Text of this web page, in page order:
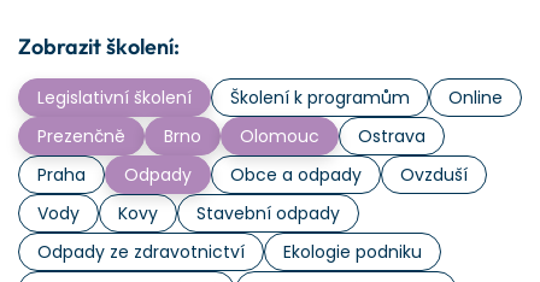
Zobrazit školení:
Legislativní školení Školení k programům
Online
Prezenčně
Brno Olomouc
Ostrava
Praha
Odpady Obce a odpady
Ovzduší
Vody
Kovy
Stavební odpady
Odpady ze zdravotnictví
Ekologie podniku